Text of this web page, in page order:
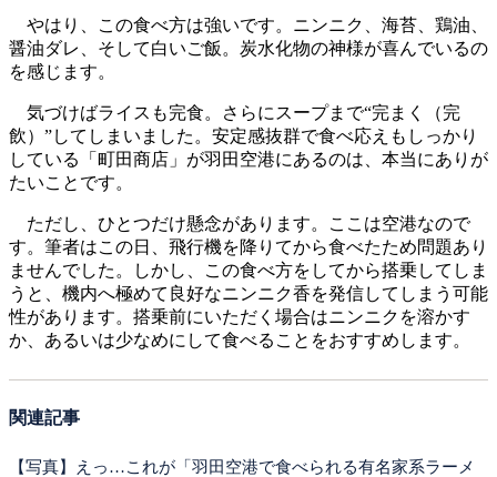
やはり、この食べ方は強いです。ニンニク、海苔、鶏油、
醤油ダレ、そして白いご飯。炭水化物の神様が喜んでいるの
を感じます。
気づけばライスも完食。さらにスープまで“完まく（完
飲）”してしまいました。安定感抜群で食べ応えもしっかり
している「町田商店」が羽田空港にあるのは、本当にありが
たいことです。
ただし、ひとつだけ懸念があります。ここは空港なので
す。筆者はこの日、飛行機を降りてから食べたため問題あり
ませんでした。しかし、この食べ方をしてから搭乗してしま
うと、機内へ極めて良好なニンニク香を発信してしまう可能
性があります。搭乗前にいただく場合はニンニクを溶かす
か、あるいは少なめにして食べることをおすすめします。
関連記事
【写真】えっ…これが「羽田空港で食べられる有名家系ラーメ